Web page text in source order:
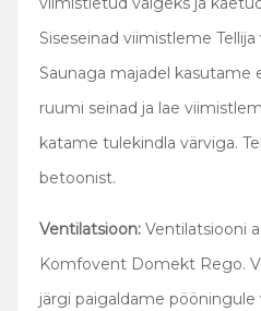
Siseseinad viimistleme
Saunaga majadel kasutame
ruumi seinad ja lae
katame tulekindla värviga.
betoonist.
Ventilatsioon: Ventilatsiooni
Komfovent Domekt Rego.
järgi paigaldame